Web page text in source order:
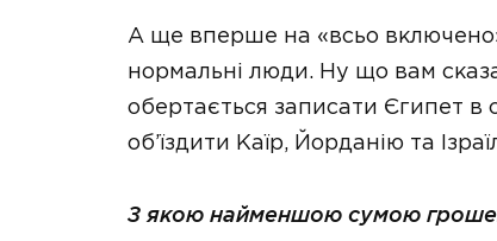
А ще вперше на «всьо
нормальні люди. Ну що вам
обертається записати Єгипет в
об’їздити Каїр, Йорданію та
З якою найменшою сумою